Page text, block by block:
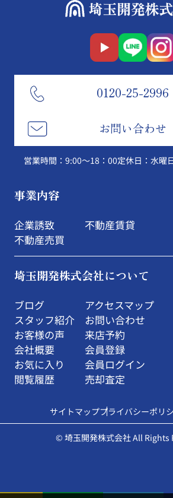
0120-25-2996
お問い合わせ
営業時間：9:00～18：00定休日：水曜
事業内容
企業誘致
不動産売買
不動産賃貸
埼玉開発株式会社について
ブログ
スタッフ紹介
お客様の声
会社概要
お気に入り
閲覧履歴
アクセスマップ
お問い合わせ
来店予約
会員登録
会員ログイン
売却査定
サイトマッププライバシーポリ
© 埼玉開発株式会社 All Rights